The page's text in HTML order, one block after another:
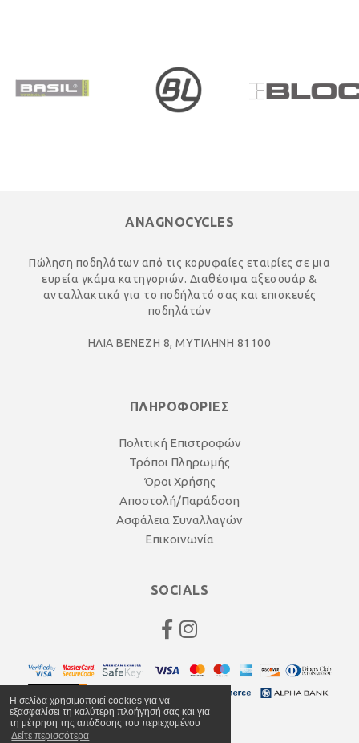
Η σελίδα χρησιμοποιεί cookies για να
εξασφαλίσει τη καλύτερη πλοήγησή σας και για
τη μέτρηση της απόδοσης του περιεχομένου
Δείτε περισσότερα
ANAGNOCYCLES
Πώληση ποδηλάτων από τις κορυφαίες εταιρίες σε μια
ευρεία γκάμα κατηγοριών. Διαθέσιμα αξεσουάρ &
ανταλλακτικά για το ποδήλατό σας και επισκευές
ποδηλάτών
ΗΛΙΑ ΒΕΝΕΖΗ 8, ΜΥΤΙΛΗΝΗ 81100
ΠΛΗΡΟΦΟΡΙΕΣ
Πολιτική Επιστροφών
Τρόποι Πληρωμής
Όροι Χρήσης
Αποστολή/Παράδοση
Ασφάλεια Συναλλαγών
Επικοινωνία
SOCIALS